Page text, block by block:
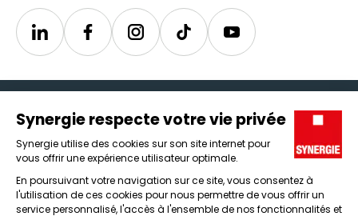
LinkedinSynergieInstagramTikTok Youtube
Icône d'illustration
Candidats
Entreprises
Icône d'illustration
Nos agences
Icône d'illustration